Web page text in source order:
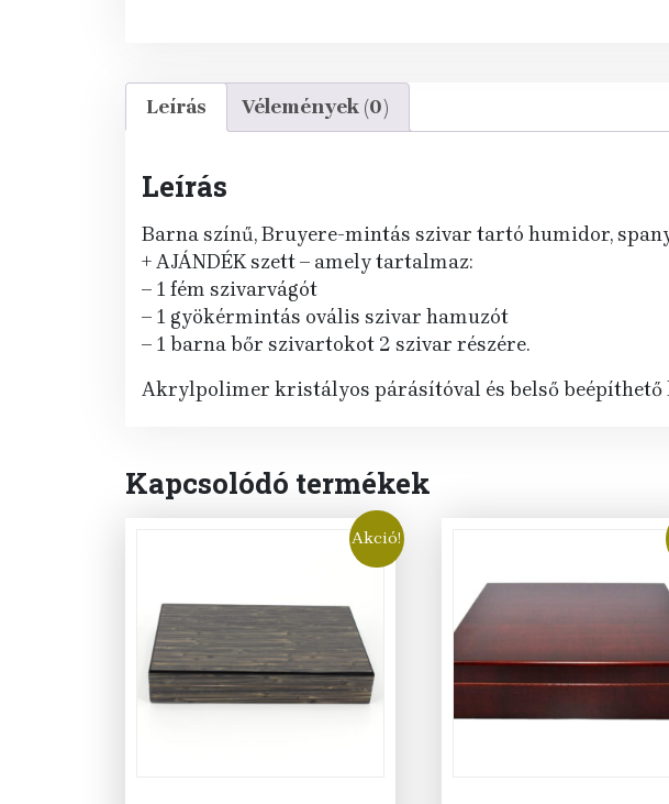
Leírás Vélemények (0)
Leírás
Barna színű, Bruyere-mintás szivar tartó humidor,
+ AJÁNDÉK szett – amely tartalmaz:
– 1 fém szivarvágót
– 1 gyökérmintás ovális szivar hamuzót
– 1 barna bőr szivartokot 2 szivar részére.
Akrylpolimer kristályos párásítóval és belső beépíthető
Kapcsolódó termékek
Akció!